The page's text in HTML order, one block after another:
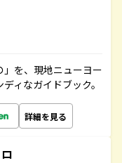
」を、現地ニューヨー
ィなガイドブック。
詳細を見る